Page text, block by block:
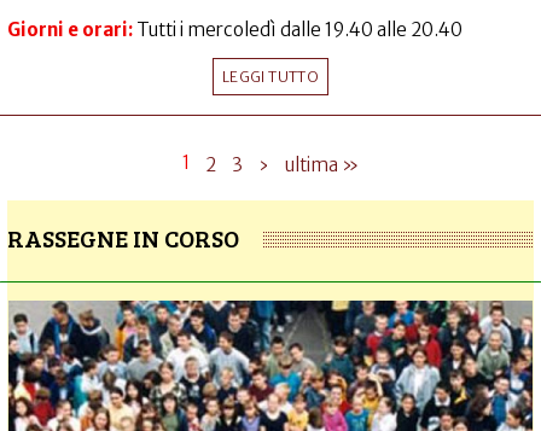
Giorni e orari: Tutti i mercoledì dalle 19.40 alle 20.40
LEGGI TUTTO
1 2 3 › ultima »
RASSEGNE IN CORSO